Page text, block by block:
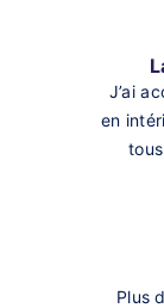
J’ai
en
Plus